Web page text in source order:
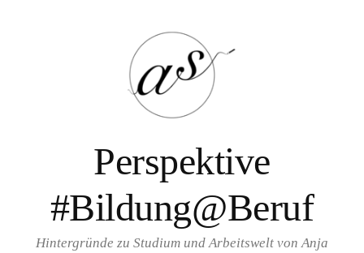
Perspektive
#Bildung@Beruf
Hintergründe zu Studium und Arbeitswelt von Anja